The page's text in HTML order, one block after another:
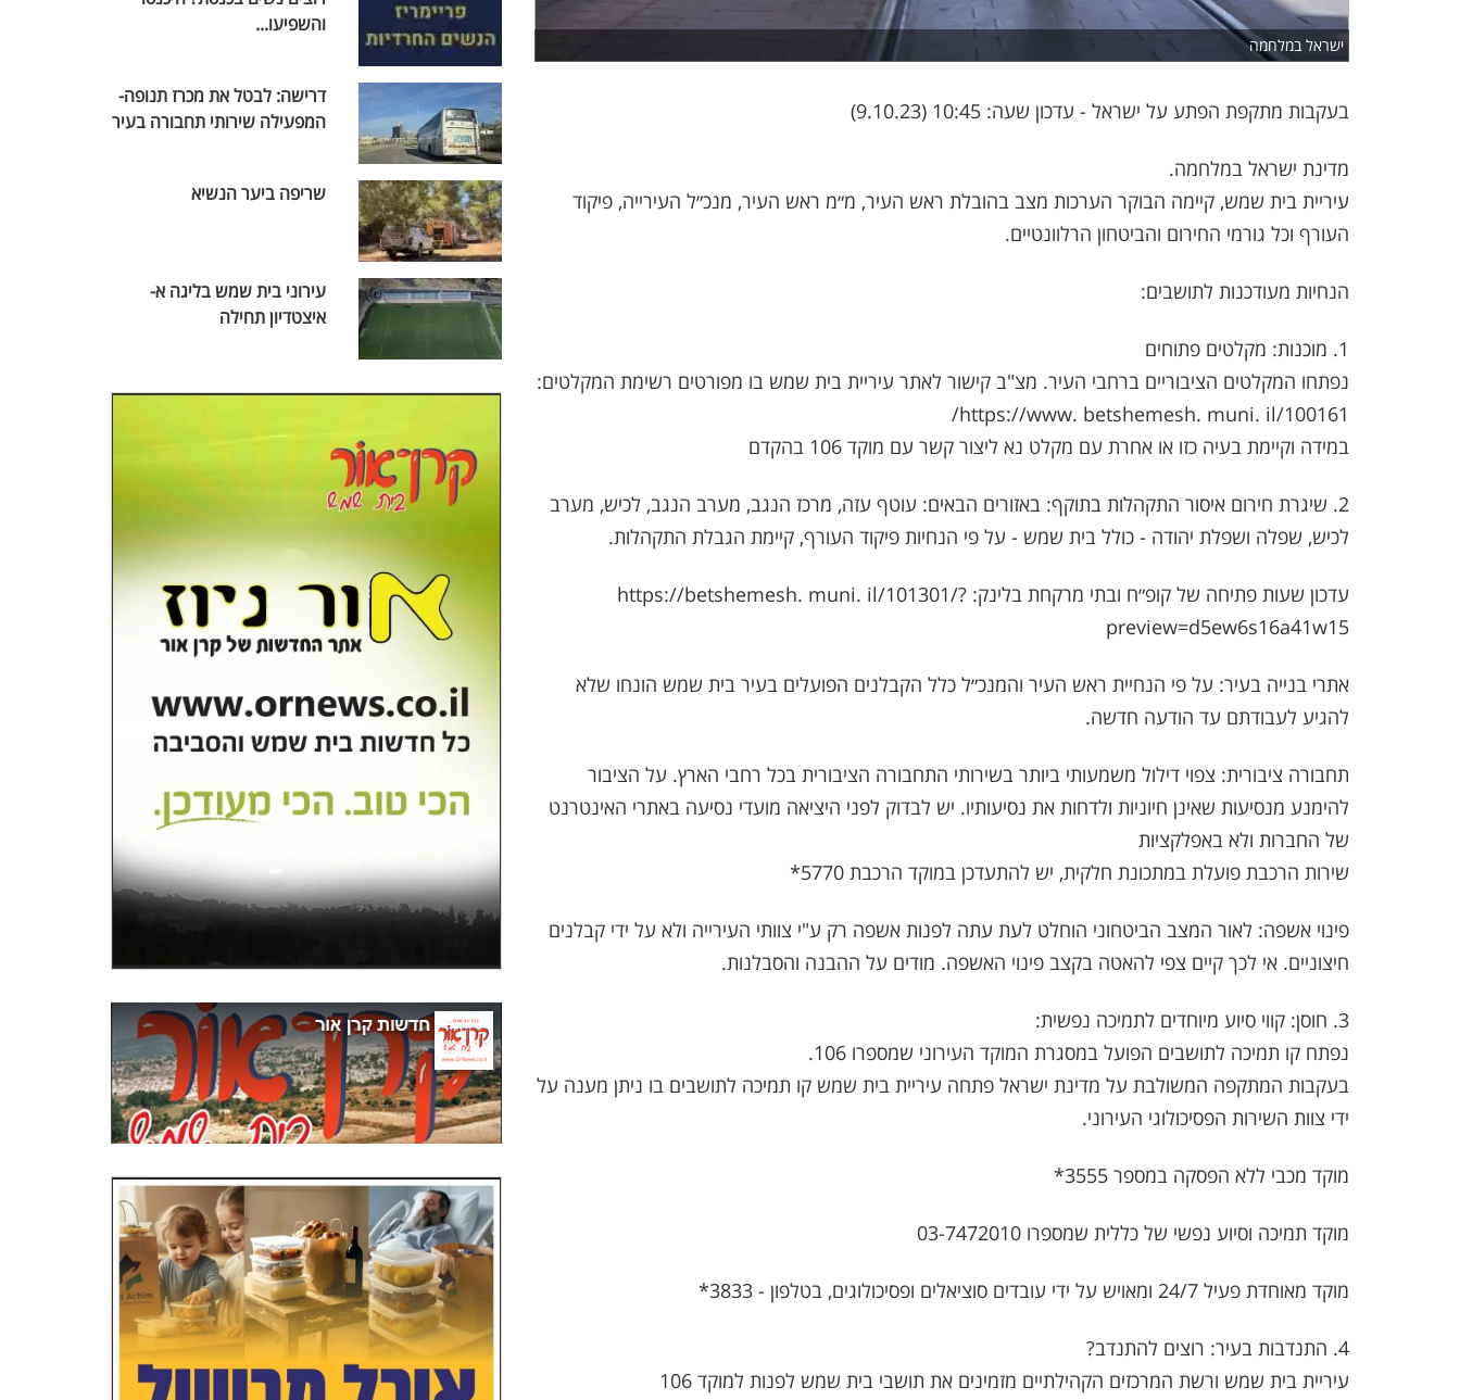
ישראל במלחמה
בעקבות מתקפת הפתע על ישראל - עדכון שעה: 10:45 (9.10.23)
מדינת ישראל במלחמה.
עיריית בית שמש, קיימה הבוקר הערכות מצב בהובלת ראש העיר, מ״מ ראש העיר, מנכ״ל העירייה, פיקוד
העורף וכל גורמי החירום והביטחון הרלוונטיים.
הנחיות מעודכנות לתושבים:
1. מוכנות: מקלטים פתוחים
נפתחו המקלטים הציבוריים ברחבי העיר. מצ"ב קישור לאתר עיריית בית שמש בו מפורטים רשימת המקלטים:
https://www. betshemesh. muni. il/100161/
במידה וקיימת בעיה כזו או אחרת עם מקלט נא ליצור קשר עם מוקד 106 בהקדם
2. שיגרת חירום איסור התקהלות בתוקף: באזורים הבאים: עוטף עזה, מרכז הנגב, מערב הנגב, לכיש, מערב
לכיש, שפלה ושפלת יהודה - כולל בית שמש - על פי הנחיות פיקוד העורף, קיימת הגבלת התקהלות.
עדכון שעות פתיחה של קופ״ח ובתי מרקחת בלינק: https://betshemesh. muni. il/101301/?
preview=d5ew6s16a41w15
אתרי בנייה בעיר: על פי הנחיית ראש העיר והמנכ״ל כלל הקבלנים הפועלים בעיר בית שמש הונחו שלא
להגיע לעבודתם עד הודעה חדשה.
תחבורה ציבורית: צפוי דילול משמעותי ביותר בשירותי התחבורה הציבורית בכל רחבי הארץ. על הציבור
להימנע מנסיעות שאינן חיוניות ולדחות את נסיעותיו. יש לבדוק לפני היציאה מועדי נסיעה באתרי האינטרנט
של החברות ולא באפלקציות
שירות הרכבת פועלת במתכונת חלקית, יש להתעדכן במוקד הרכבת 5770*
פינוי אשפה: לאור המצב הביטחוני הוחלט לעת עתה לפנות אשפה רק ע"י צוותי העירייה ולא על ידי קבלנים
חיצוניים. אי לכך קיים צפי להאטה בקצב פינוי האשפה. מודים על ההבנה והסבלנות.
3. חוסן: קווי סיוע מיוחדים לתמיכה נפשית:
נפתח קו תמיכה לתושבים הפועל במסגרת המוקד העירוני שמספרו 106.
בעקבות המתקפה המשולבת על מדינת ישראל פתחה עיריית בית שמש קו תמיכה לתושבים בו ניתן מענה על
ידי צוות השירות הפסיכולוגי העירוני.
מוקד מכבי ללא הפסקה במספר 3555*
מוקד תמיכה וסיוע נפשי של כללית שמספרו 03-7472010
מוקד מאוחדת פעיל 24/7 ומאויש על ידי עובדים סוציאלים ופסיכולוגים, בטלפון - 3833*
4. התנדבות בעיר: רוצים להתנדב?
עיריית בית שמש ורשת המרכזים הקהילתיים מזמינים את תושבי בית שמש לפנות למוקד 106
והשפיעו...
דרישה: לבטל את מכרז תנופה-
המפעילה שירותי תחבורה בעיר
שריפה ביער הנשיא
עירוני בית שמש בליגה א-
איצטדיון תחילה